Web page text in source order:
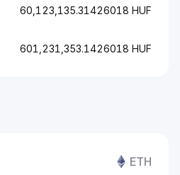
60,123,135.31426018 HUF
601,231,353.1426018 HUF
ETH